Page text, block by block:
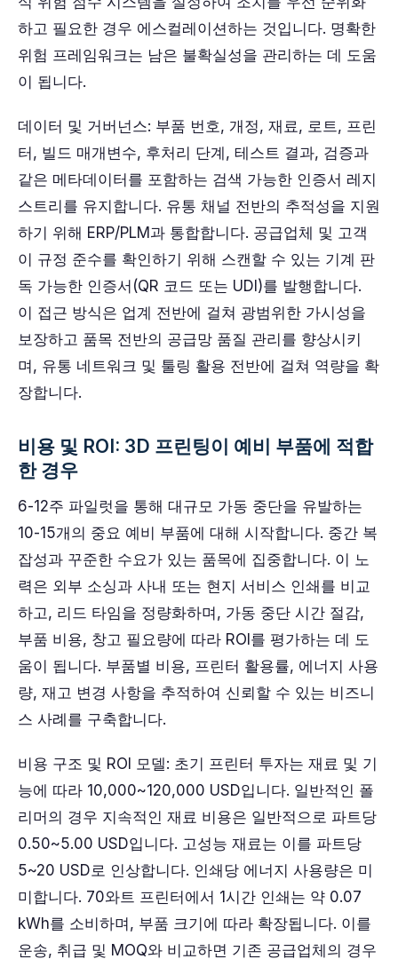
하고 필요한 경우 에스컬레이션하는 것입니다. 명확한
위험 프레임워크는 남은 불확실성을 관리하는 데 도움
이 됩니다.
데이터 및 거버넌스: 부품 번호, 개정, 재료, 로트, 프린
터, 빌드 매개변수, 후처리 단계, 테스트 결과, 검증과
같은 메타데이터를 포함하는 검색 가능한 인증서 레지
스트리를 유지합니다. 유통 채널 전반의 추적성을 지원
하기 위해 ERP/PLM과 통합합니다. 공급업체 및 고객
이 규정 준수를 확인하기 위해 스캔할 수 있는 기계 판
독 가능한 인증서(QR 코드 또는 UDI)를 발행합니다.
이 접근 방식은 업계 전반에 걸쳐 광범위한 가시성을
보장하고 품목 전반의 공급망 품질 관리를 향상시키
며, 유통 네트워크 및 툴링 활용 전반에 걸쳐 역량을 확
장합니다.
비용 및 ROI: 3D 프린팅이 예비 부품에 적합
한 경우
6-12주 파일럿을 통해 대규모 가동 중단을 유발하는
10-15개의 중요 예비 부품에 대해 시작합니다. 중간 복
잡성과 꾸준한 수요가 있는 품목에 집중합니다. 이 노
력은 외부 소싱과 사내 또는 현지 서비스 인쇄를 비교
하고, 리드 타임을 정량화하며, 가동 중단 시간 절감,
부품 비용, 창고 필요량에 따라 ROI를 평가하는 데 도
움이 됩니다. 부품별 비용, 프린터 활용률, 에너지 사용
량, 재고 변경 사항을 추적하여 신뢰할 수 있는 비즈니
스 사례를 구축합니다.
비용 구조 및 ROI 모델: 초기 프린터 투자는 재료 및 기
능에 따라 10,000~120,000 USD입니다. 일반적인 폴
리머의 경우 지속적인 재료 비용은 일반적으로 파트당
0.50~5.00 USD입니다. 고성능 재료는 이를 파트당
5~20 USD로 인상합니다. 인쇄당 에너지 사용량은 미
미합니다. 70와트 프린터에서 1시간 인쇄는 약 0.07
kWh를 소비하며, 부품 크기에 따라 확장됩니다. 이를
운송, 취급 및 MOQ와 비교하면 기존 공급업체의 경우